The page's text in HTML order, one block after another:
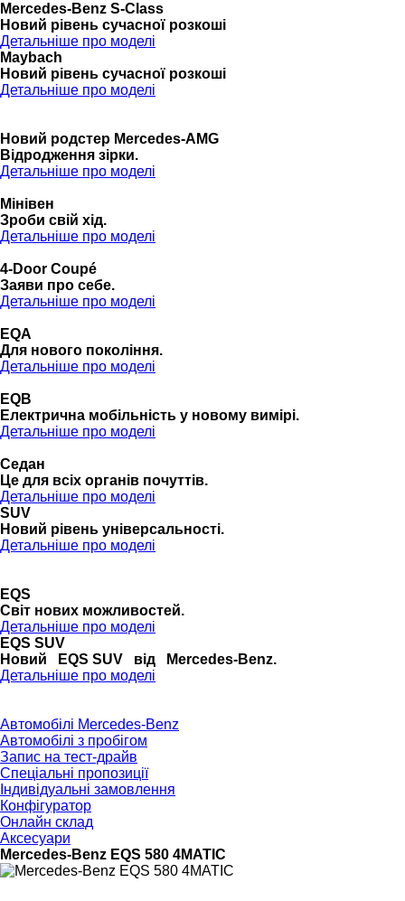
Mercedes-Benz S-Class
Новий рівень сучасної розкоші
Детальніше про моделі
Maybach
Новий рівень сучасної розкоші
Детальніше про моделі
Новий родстер Mercedes-AMG
Відродження зірки.
Детальніше про моделі
Мінівен
Зроби свій хід.
Детальніше про моделі
4-Door Coupé
Заяви про себе.
Детальніше про моделі
EQA
Для нового покоління.
Детальніше про моделі
EQB
Електрична мобільність у новому вимірі.
Детальніше про моделі
Седан
Це для всіх органів почуттів.
Детальніше про моделі
SUV
Новий рівень універсальності.
Детальніше про моделі
EQS
Cвіт нових можливостей.
Детальніше про моделі
EQS SUV
Новий EQS SUV від Mercedes-Benz.
Детальніше про моделі
Автомобілі Mercedes-Benz
Автомобілі з пробігом
Запис на тест-драйв
Спеціальні пропозиції
Індивідуальні замовлення
Конфігуратор
Онлайн склад
Аксесуари
Mercedes-Benz EQS 580 4MATIC